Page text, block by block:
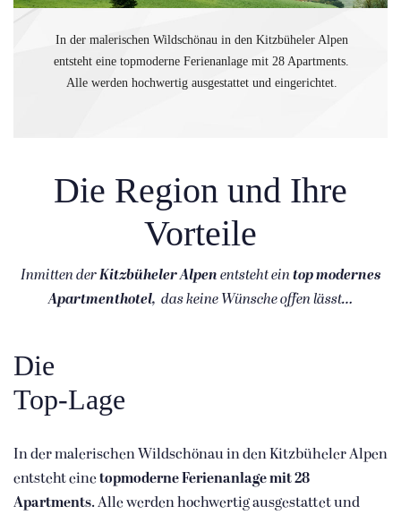
In der malerischen Wildschönau in den Kitzbüheler Alpen
entsteht eine topmoderne Ferienanlage mit 28 Apartments.
Alle werden hochwertig ausgestattet und eingerichtet.
Die Region und Ihre
Vorteile
Inmitten derKitzbüheler Alpen entsteht ein top modernes
Apartmenthotel, das keine Wünsche offen lässt…
Die
Top-Lage
In der malerischen Wildschönau in den Kitzbüheler Alpen
entsteht einetopmoderne Ferienanlage mit 28
Apartments. Alle werden hochwertig ausgestattet und